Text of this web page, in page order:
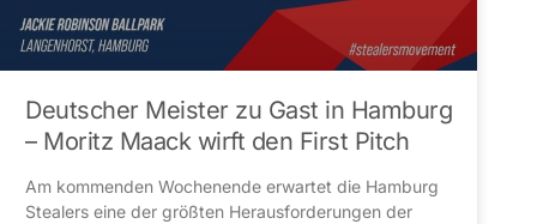
Deutscher Meister zu Gast in Hamburg
– Moritz Maack wirft den First Pitch
Am kommenden Wochenende erwartet die Hamburg
Stealers eine der größten Herausforderungen der